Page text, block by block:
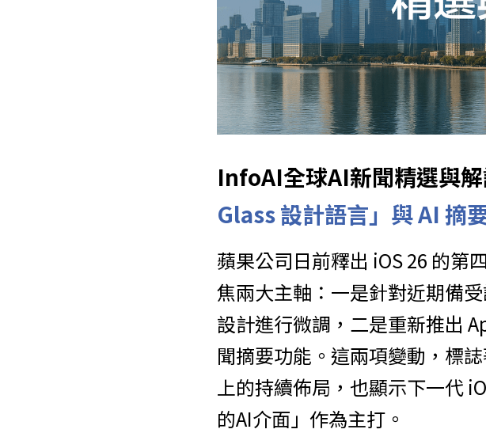
InfoAI全球AI新聞精選與解
Glass 設計語言」與 AI 摘
蘋果公司日前釋出 iOS 26 的第
焦兩大主軸：一是針對近期備
設計進行微調，二是重新推出
聞摘要功能。這兩項變動，標
上的持續佈局，也顯示下一代
的AI介面」作為主打。